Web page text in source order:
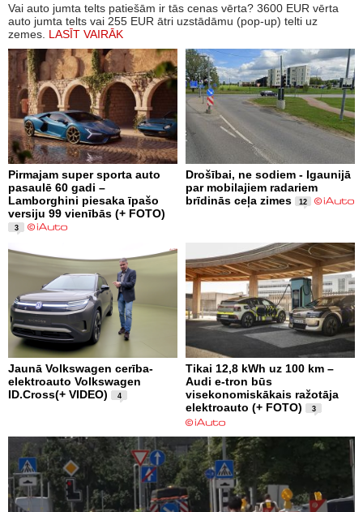
Vai auto jumta telts patiešām ir tās cenas vērta? 3600 EUR vērta
auto jumta telts vai 255 EUR ātri uzstādāmu (pop-up) telti uz
zemes. LASĪT VAIRĀK
Pirmajam super sporta auto
pasaulē 60 gadi –
Lamborghini piesaka īpašo
versiju 99 vienībās (+ FOTO)
3
Drošībai, ne sodiem - Igaunijā
par mobilajiem radariem
brīdinās ceļa zimes
12
Jaunā Volkswagen cerība-
elektroauto Volkswagen
ID.Cross(+ VIDEO)
4
Tikai 12,8 kWh uz 100 km –
Audi e-tron būs
visekonomiskākais ražotāja
elektroauto (+ FOTO)
3